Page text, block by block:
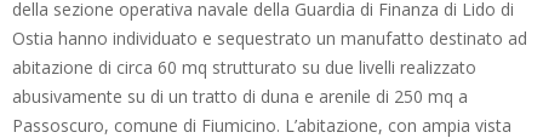
della sezione operativa navale della Guardia di Finanza di Lido di
Ostia hanno individuato e sequestrato un manufatto destinato ad
abitazione di circa 60 mq strutturato su due livelli realizzato
abusivamente su di un tratto di duna e arenile di 250 mq a
Passoscuro, comune di Fiumicino. L’abitazione, con ampia vista